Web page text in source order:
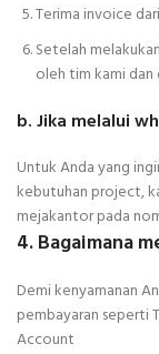
Terima invoice
Setelah
oleh tim kami dan
b. Jika melalui
Untuk Anda yang
kebutuhan project,
mejakantor pada
4. Bagaimana
Demi kenyamanan
pembayaran seperti
Account